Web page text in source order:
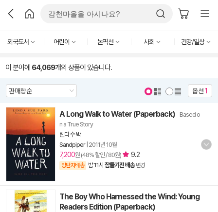
외국도서 어린이 논픽션 사회 건강/일상
이 분야에 64,069개의 상품이 있습니다.
옵션1
A Long Walk to Water (Paperback) - Based o
n a True Story
린다 수 박
Sandpiper| 2011년 10월
7,200원 (48% 할인 / 80원) 9.2
양탄자배송 밤 11시 잠들기전 배송 변경
The Boy Who Harnessed the Wind: Young
Readers Edition (Paperback)